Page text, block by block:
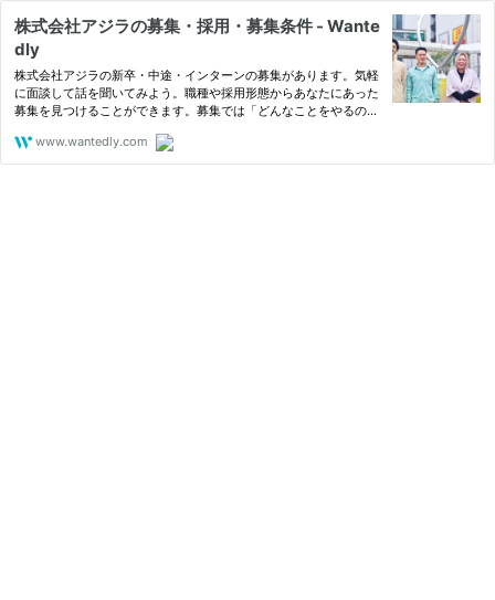
株式会社アジラの募集・採用・募集条件 - Wante
dly
株式会社アジラの新卒・中途・インターンの募集があります。気軽
に面談して話を聞いてみよう。職種や採用形態からあなたにあった
募集を見つけることができます。募集では「どんなことをやるの
に働くメンバーについて知ることができます。
www.wantedly.com